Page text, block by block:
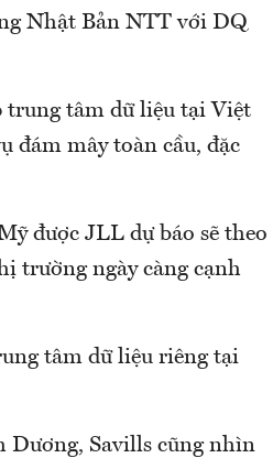
Nhật Bản NTT với DQ
trung tâm dữ liệu tại Việt
đám mây toàn cầu, đặc
được JLL dự báo sẽ theo
trường ngày càng cạnh
tâm dữ liệu riêng tại
Dương, Savills cũng nhìn